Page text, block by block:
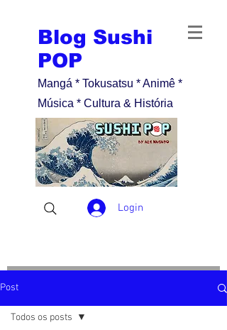
Blog Sushi
POP
Mangá * Tokusatsu * Animê *
Música * Cultura & História
Login
Post
Todos os posts